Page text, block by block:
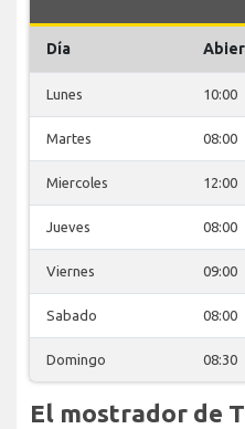
Día
Lunes 10:00
Martes 08:00
Miercoles 12:00
Jueves 08:00
Viernes 09:00
Sabado 08:00
Domingo 08:30
El mostrador de